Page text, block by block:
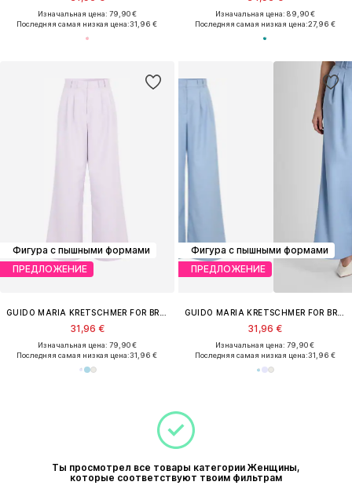
Изначальная цена: 79,90 €
Последняя самая низкая цена:31,96 €
Изначальная цена: 89,90 €
Последняя самая низкая цена:27,96 €
Фигура с пышными формами
ПРЕДЛОЖЕНИЕ
31,96 €
Изначальная цена: 79,90 €
Последняя самая низкая цена:31,96 €
Фигура с пышными формами
ПРЕДЛОЖЕНИЕ
31,96 €
Изначальная цена: 79,90 €
Последняя самая низкая цена:31,96 €
Ты просмотрел все товары категории Женщины,
которые соответствуют твоим фильтрам